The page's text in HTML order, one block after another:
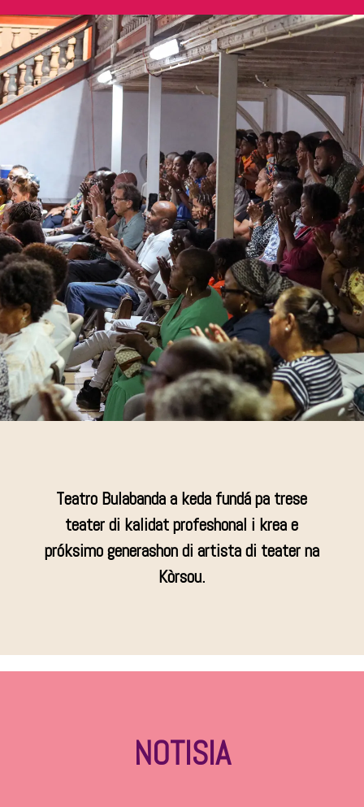
Teatro Bulabanda a keda fundá pa trese
teater di kalidat profeshonal i krea e
próksimo generashon di artista di teater na
Kòrsou.
NOTISIA